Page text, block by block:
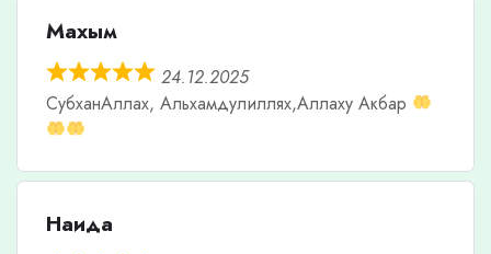
Махым
24.12.2025
СубханАллах, Альхамдулиллях,Аллаху Акбар
Наида